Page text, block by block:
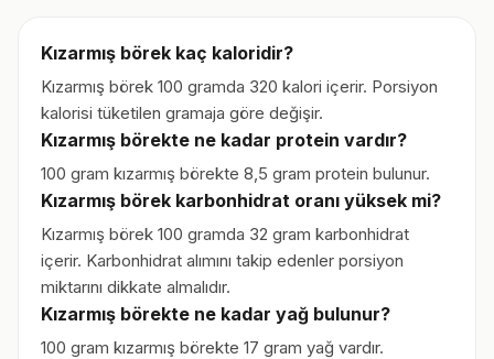
Kızarmış börek kaç kaloridir?
Kızarmış börek 100 gramda 320 kalori içerir. Porsiyon
kalorisi tüketilen gramaja göre değişir.
Kızarmış börekte ne kadar protein vardır?
100 gram kızarmış börekte 8,5 gram protein bulunur.
Kızarmış börek karbonhidrat oranı yüksek mi?
Kızarmış börek 100 gramda 32 gram karbonhidrat
içerir. Karbonhidrat alımını takip edenler porsiyon
miktarını dikkate almalıdır.
Kızarmış börekte ne kadar yağ bulunur?
100 gram kızarmış börekte 17 gram yağ vardır.